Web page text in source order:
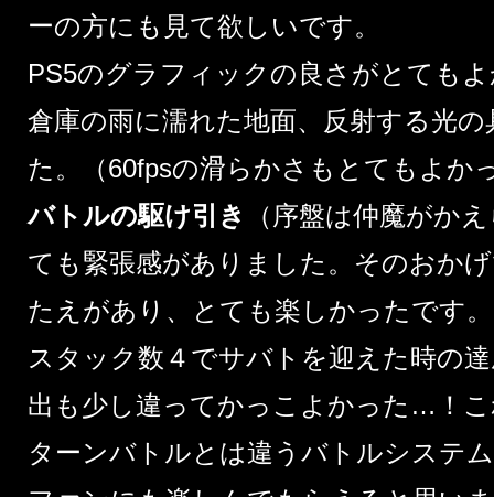
ーの方にも見て欲しいです。
PS5のグラフィックの良さがとても
倉庫の雨に濡れた地面、反射する光
た。（60fpsの滑らかさもとてもよか
バトルの駆け引き
（序盤は仲魔がか
ても緊張感がありました。そのおか
たえがあり、とても楽しかったです。
スタック数４でサバトを迎えた時の
出も少し違ってかっこよかった…！
ターンバトルとは違うバトルシステ